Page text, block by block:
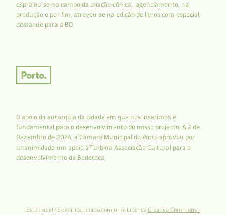
espraiou-se no campo da criação cénica, agenciamento, na
produção e por fim, atreveu-se na edição de livros com especial
destaque para a BD.
O apoio da autarquia da cidade em que nos inserimos é
fundamental para o desenvolvimento do nosso projecto: A 2 de
Dezembro de 2024, a Câmara Municipal do Porto aprovou por
unanimidade um apoio à Turbina Associação Cultural para o
desenvolvimento da Bedeteca.
Este trabalho está licenciado com uma Licença Creative Commons -